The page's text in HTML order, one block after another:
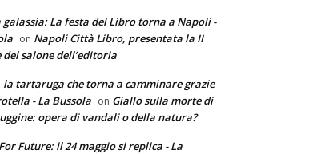
La festa del Libro torna a Napoli -
on Napoli Città Libro, presentata la II
del salone dell’editoria
la tartaruga che torna a camminare grazie
- La Bussola on Giallo sulla morte di
opera di vandali o della natura?
Future: il 24 maggio si replica - La